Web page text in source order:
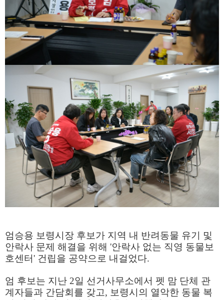
엄승용 보령시장 후보가 지역 내 반려동물 유기 및
안락사 문제 해결을 위해 '안락사 없는 직영 동물보
호센터' 건립을 공약으로 내걸었다.
엄 후보는 지난 2일 선거사무소에서 펫 맘 단체 관
계자들과 간담회를 갖고, 보령시의 열악한 동물 복